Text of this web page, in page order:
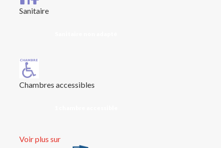
Sanitaire
Chambres accessibles
Voir plus sur